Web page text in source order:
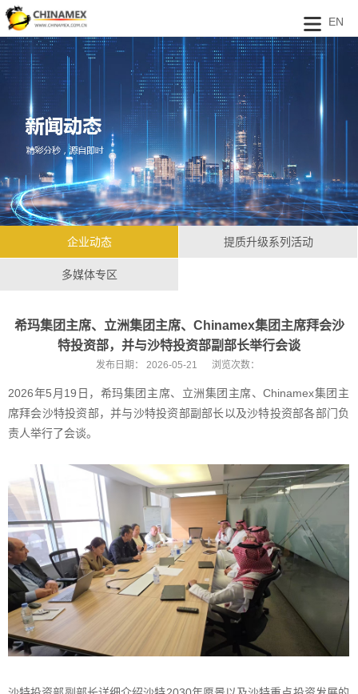
EN
企业动态 提质升级系列活动
多媒体专区
希玛集团主席、立洲集团主席、Chinamex集团主席拜会沙
特投资部，并与沙特投资部副部长举行会谈
发布日期： 2026-05-21 浏览次数：
2026年5月19日，希玛集团主席、立洲集团主席、Chinamex集团主
席拜会沙特投资部，并与沙特投资部副部长以及沙特投资部各部门负
责人举行了会谈。